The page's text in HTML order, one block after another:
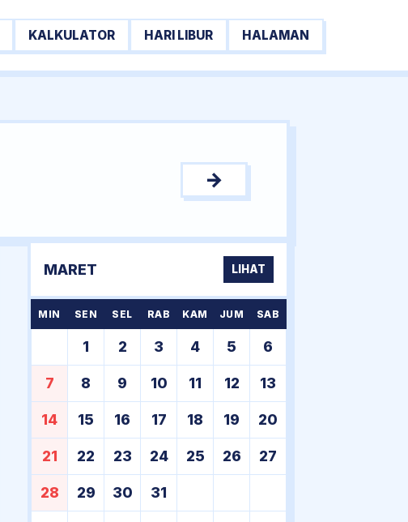
KALKULATOR HARI LIBUR HALAMAN
→
MARET LIHAT
MIN SEN SEL RAB KAM JUM SAB
1 2 3 4 5 6
7 8 9 10 11 12 13
14 15 16 17 18 19 20
21 22 23 24 25 26 27
28 29 30 31